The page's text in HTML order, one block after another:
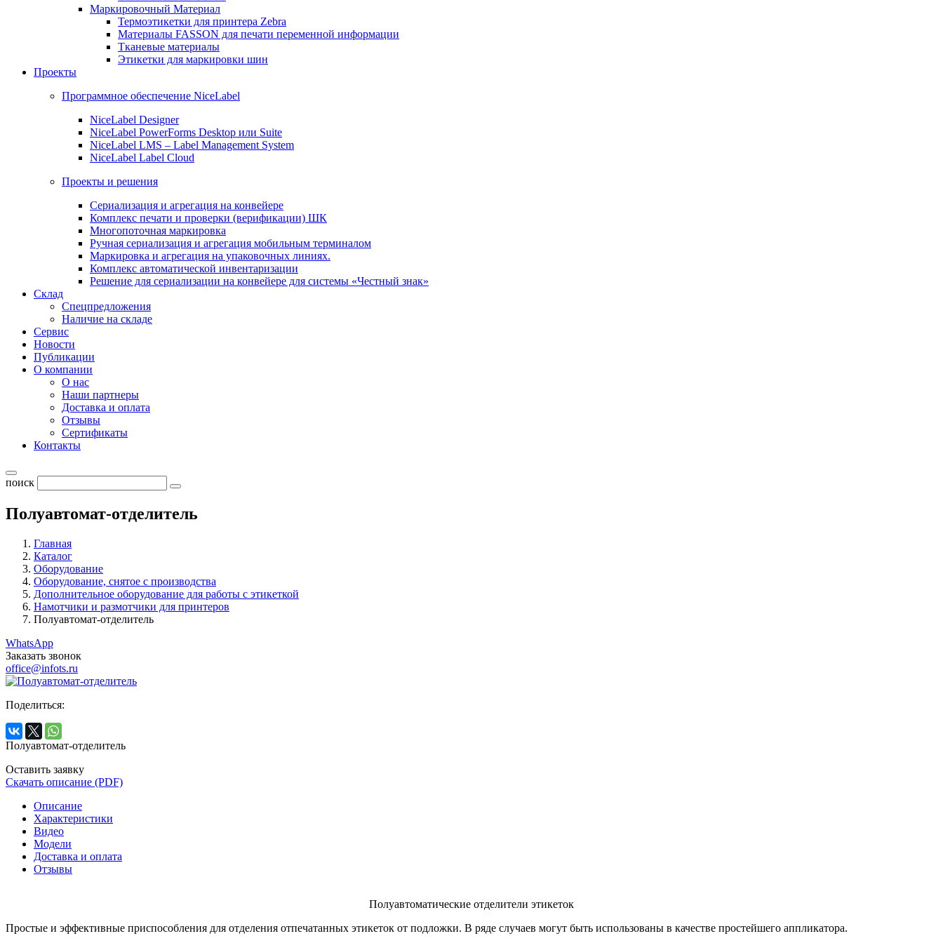
Маркировочный Материал
Термоэтикетки для принтера Zebra
Материалы FASSON для печати переменной информации
Тканевые материалы
Этикетки для маркировки шин
Проекты
Программное обеспечение NiceLabel
NiceLabel Designer
NiceLabel PowerForms Desktop или Suite
NiceLabel LMS – Label Management System
NiceLabel Label Cloud
Проекты и решения
Сериализация и агрегация на конвейере
Комплекс печати и проверки (верификации) ШК
Многопоточная маркировка
Ручная сериализация и агрегация мобильным терминалом
Маркировка и агрегация на упаковочных линиях.
Комплекс автоматической инвентаризации
Решение для сериализации на конвейере для системы «Честный знак»
Склад
Спецпредложения
Наличие на складе
Сервис
Новости
Публикации
О компании
О нас
Наши партнеры
Доставка и оплата
Отзывы
Сертификаты
Контакты
поиск
Полуавтомат-отделитель
Главная
Каталог
Оборудование
Оборудование, снятое с производства
Дополнительное оборудование для работы с этикеткой
Намотчики и размотчики для принтеров
Полуавтомат-отделитель
WhatsApp
Заказать звонок
office@infots.ru
Поделиться:
Полуавтомат-отделитель
Оставить заявку
Скачать описание (PDF)
Описание
Характеристики
Видео
Модели
Доставка и оплата
Отзывы
Полуавтоматические отделители этикеток
Простые и эффективные приспособления для отделения отпечатанных этикеток от подложки. В ряде случаев могут быть использованы в качестве простейшего аппликатора.